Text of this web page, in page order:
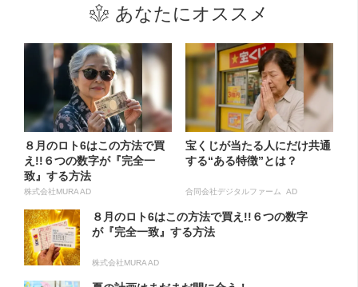
あなたにオススメ
８月のロト6はこの方法で買
え!!６つの数字が『完全一
致』する方法
株式会社MURA AD
宝くじが当たる人にだけ共通
する“ある特徴”とは？
合同会社デジタルファーム AD
８月のロト6はこの方法で買え!!６つの数字
が『完全一致』する方法
株式会社MURA AD